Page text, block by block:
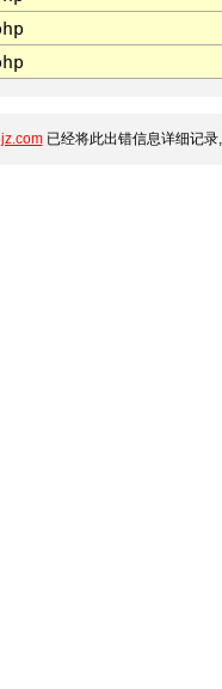
已经将此出错信息详细记录